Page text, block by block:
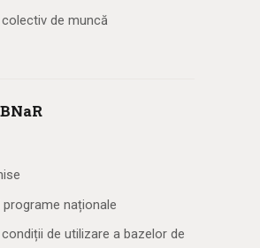
de muncă
naționale
de utilizare a bazelor de